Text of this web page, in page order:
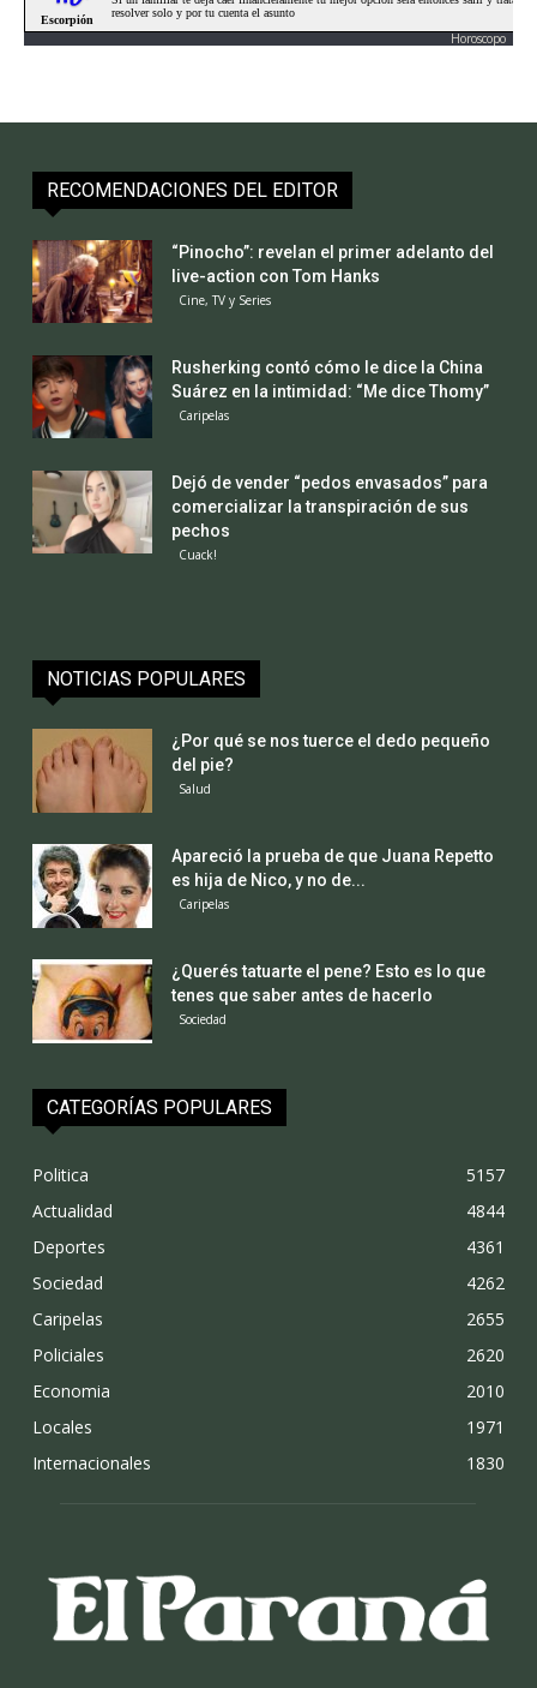
Horoscopo
RECOMENDACIONES DEL EDITOR
“Pinocho”: revelan el primer adelanto del
live-action con Tom Hanks
Cine, TV y Series
Rusherking contó cómo le dice la China
Suárez en la intimidad: “Me dice Thomy”
Caripelas
Dejó de vender “pedos envasados” para
comercializar la transpiración de sus
pechos
Cuack!
NOTICIAS POPULARES
¿Por qué se nos tuerce el dedo pequeño
del pie?
Salud
Apareció la prueba de que Juana Repetto
es hija de Nico, y no de...
Caripelas
¿Querés tatuarte el pene? Esto es lo que
tenes que saber antes de hacerlo
Sociedad
CATEGORÍAS POPULARES
Politica
5157
Actualidad
4844
Deportes
4361
Sociedad
4262
Caripelas
2655
Policiales
2620
Economia
2010
Locales
1971
Internacionales
1830